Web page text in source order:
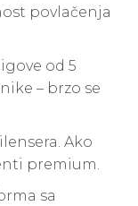
povlačenja
od 5
– brzo se
Ako
premium.
sa